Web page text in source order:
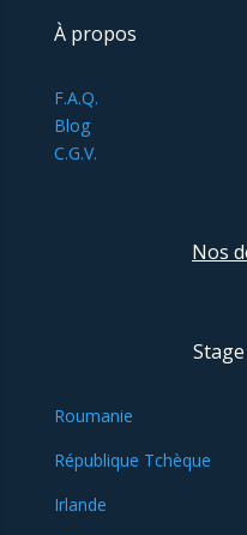
À propos
F.A.Q.
Blog
C.G.V.
Nos
Roumanie
République Tchèque
Irlande